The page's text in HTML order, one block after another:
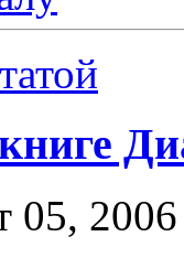
05,